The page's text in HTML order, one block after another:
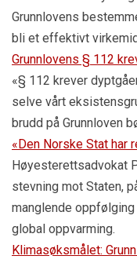
Grunnlovens
bli et effektivt
Grunnlovens § 112
«§ 112 krever
selve vårt
brudd på Grunnloven
«Den Norske Stat har
Høyesterettsadvokat
stevning mot Staten,
manglende
global oppvarming.
Klimasøksmålet: